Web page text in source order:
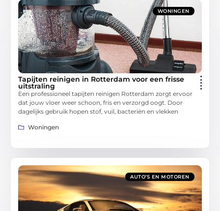
WONINGEN
Tapijten reinigen in Rotterdam voor een frisse
uitstraling
Een professioneel tapijten reinigen Rotterdam zorgt ervoor
dat jouw vloer weer schoon, fris en verzorgd oogt. Door
dagelijks gebruik hopen stof, vuil, bacteriën en vlekken
Woningen
AUTO’S EN MOTOREN